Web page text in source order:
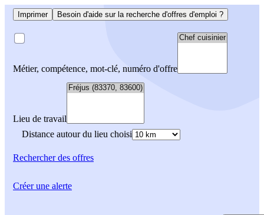
Imprimer Besoin d'aide sur la recherche d'offres d'emploi ?
Métier, compétence, mot-clé, numéro d'offre
Lieu de travail
Distance autour du lieu choisi
Rechercherdes offres
Créer une alerte